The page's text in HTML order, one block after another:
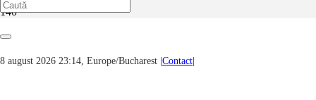
8 august 2026 23:14, Europe/Bucharest |Contact|
Noutăți, evenimente, știri...
Fiction